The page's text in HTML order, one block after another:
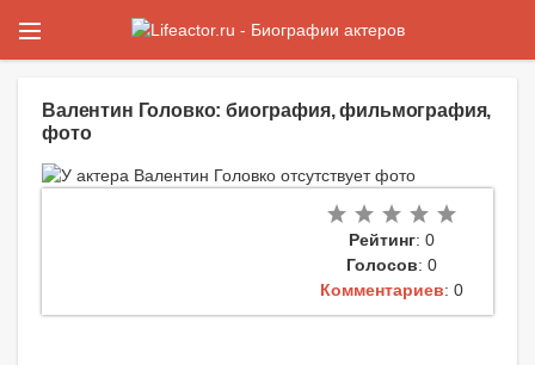
Валентин Головко: биография, фильмография,
фото
Рейтинг: 0
Голосов: 0
Комментариев: 0